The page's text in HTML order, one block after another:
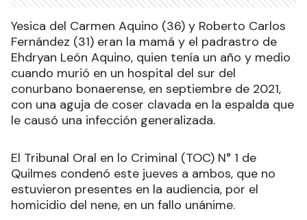
Yesica del Carmen Aquino (36) y Roberto Carlos
Fernández (31) eran la mamá y el padrastro de
Ehdryan León Aquino, quien tenía un año y medio
cuando murió en un hospital del sur del
conurbano bonaerense, en septiembre de 2021,
con una aguja de coser clavada en la espalda que
le causó una infección generalizada.
El Tribunal Oral en lo Criminal (TOC) N° 1 de
Quilmes condenó este jueves a ambos, que no
estuvieron presentes en la audiencia, por el
homicidio del nene, en un fallo unánime.